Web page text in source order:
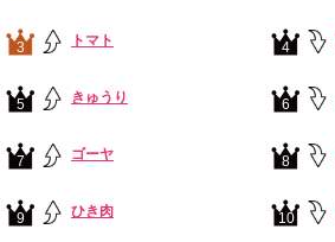
3 トマト 4
5 きゅうり 6
7 ゴーヤ 8
9 ひき肉 10